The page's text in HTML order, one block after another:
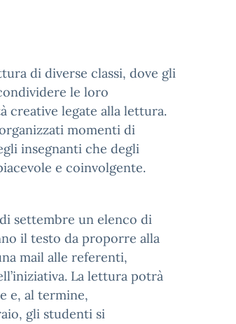
di diverse classi, dove gli
le loro
creative legate alla lettura.
momenti di
insegnanti che degli
e coinvolgente.
settembre un elenco di
il testo da proporre alla
mail alle referenti,
La lettura potrà
e, al termine,
gli studenti si